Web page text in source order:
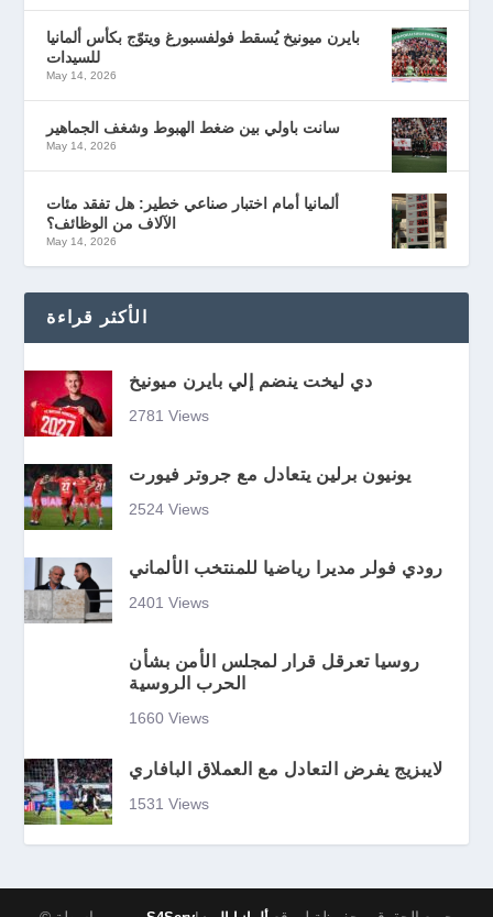
بايرن ميونيخ يُسقط فولفسبورغ ويتوّج بكأس ألمانيا
للسيدات
May 14, 2026
سانت باولي بين ضغط الهبوط وشغف الجماهير
May 14, 2026
ألمانيا أمام اختبار صناعي خطير: هل تفقد مئات
الآلاف من الوظائف؟
May 14, 2026
الأكثر قراءة
دي ليخت ينضم إلي بايرن ميونيخ
2781 Views
يونيون برلين يتعادل مع جروتر فيورت
2524 Views
رودي فولر مديرا رياضيا للمنتخب الألماني
2401 Views
روسيا تعرقل قرار لمجلس الأمن بشأن
الحرب الروسية
1660 Views
لايبزيج يفرض التعادل مع العملاق البافاري
1531 Views